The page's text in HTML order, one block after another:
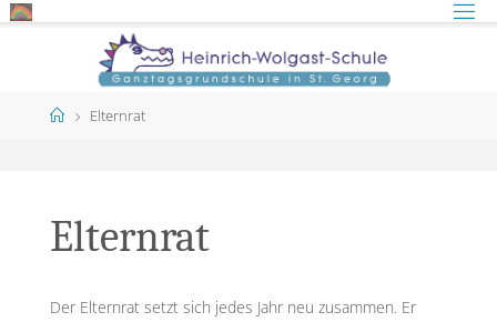
Skip
HomeElternrat
Elternrat
Der Elternrat setzt sich jedes Jahr neu zusammen. Er